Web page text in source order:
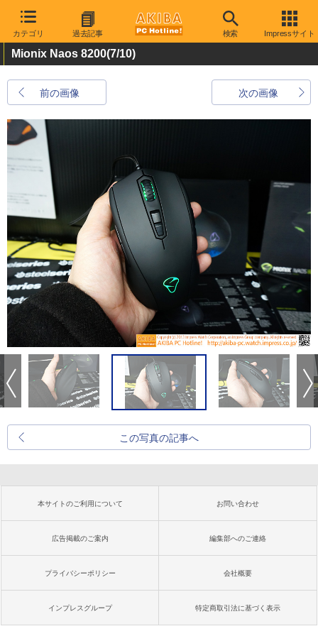
カテゴリ 過去記事 検索 Impressサイト
Mionix Naos 8200(7/10)
前の画像 次の画像
この写真の記事へ
本サイトのご利用について お問い合わせ
広告掲載のご案内 編集部へのご連絡
プライバシーポリシー 会社概要
インプレスグループ 特定商取引法に基づく表示